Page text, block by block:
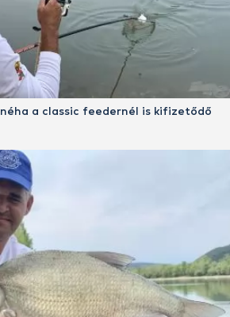
a classic feedernél is kifizetődő